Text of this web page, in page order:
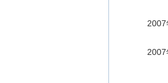
2007年
2007年